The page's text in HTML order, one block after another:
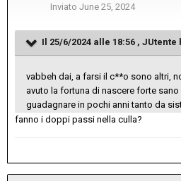
Inviato June 25, 2024
Il 25/6/2024 alle 18:56 , JUtente
vabbeh dai, a farsi il c**o sono altri,
avuto la fortuna di nascere forte
guadagnare in pochi anni tanto da
fanno i doppi passi nella culla?